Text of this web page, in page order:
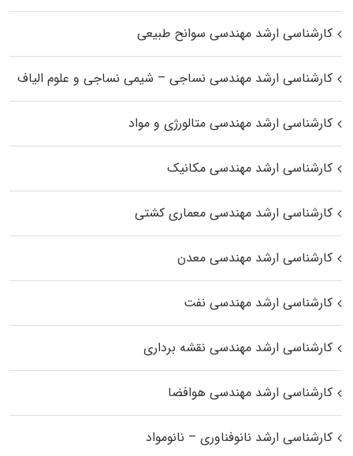
کارشناسی ارشد مهندسی سوانح طبیعی
کارشناسی ارشد مهندسی نساجی – شیمی نساجی و علوم الیاف
کارشناسی ارشد مهندسی متالورژی و مواد
کارشناسی ارشد مهندسی مکانیک
کارشناسی ارشد مهندسی معماری کشتی
کارشناسی ارشد مهندسی معدن
کارشناسی ارشد مهندسی نفت
کارشناسی ارشد مهندسی نقشه برداری
کارشناسی ارشد مهندسی هوافضا
کارشناسی ارشد نانوفناوری – نانومواد